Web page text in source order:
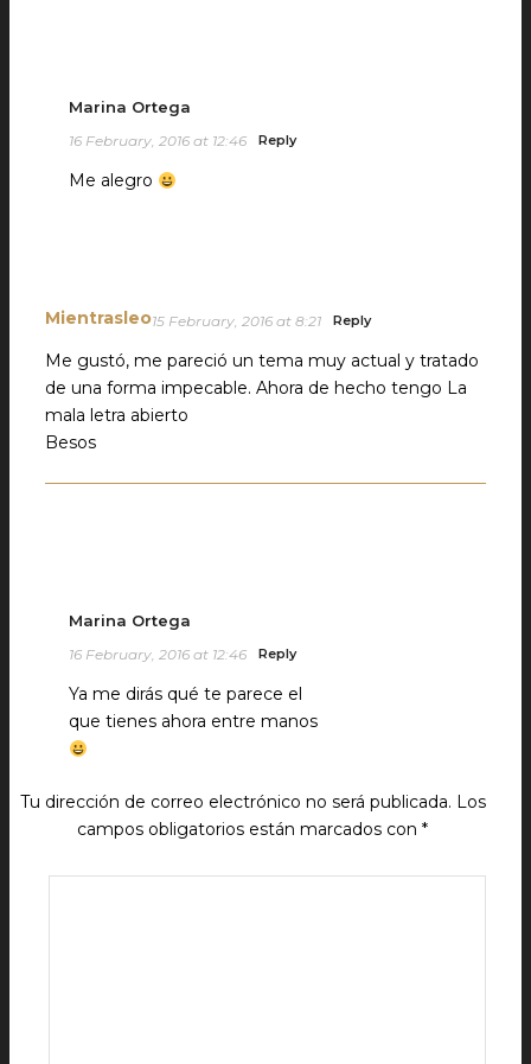
Marina Ortega
16 February, 2016 at 12:46 Reply
Me alegro
Mientrasleo15 February, 2016 at 8:21 Reply
Me gustó, me pareció un tema muy actual y tratado
de una forma impecable. Ahora de hecho tengo La
mala letra abierto
Besos
Marina Ortega
16 February, 2016 at 12:46 Reply
Ya me dirás qué te parece el
que tienes ahora entre manos
Tu dirección de correo electrónico no será publicada. Los
campos obligatorios están marcados con*